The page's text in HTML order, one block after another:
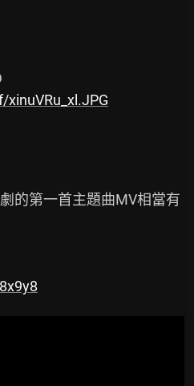
的第一首主題曲MV相當有